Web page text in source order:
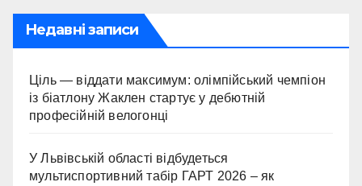
Недавні записи
Ціль — віддати максимум: олімпійський чемпіон
із біатлону Жаклен стартує у дебютній
професійній велогонці
У Львівській області відбудеться
мультиспортивний табір ГАРТ 2026 – як